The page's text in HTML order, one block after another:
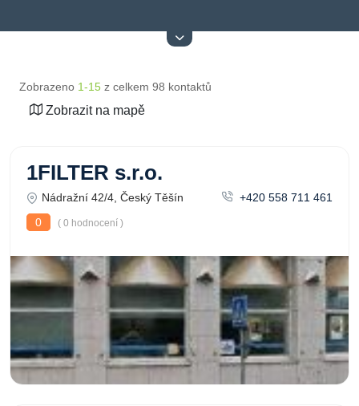
Zobrazeno 1-15 z celkem 98 kontaktů
Zobrazit na mapě
1FILTER s.r.o.
Nádražní 42/4, Český Těšín
+420 558 711 461
0
( 0 hodnocení )